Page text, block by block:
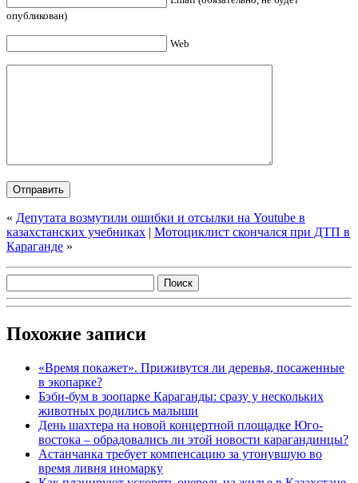
опубликован)
Web
« Депутата возмутили ошибки и отсылки на Youtube в
казахстанских учебниках | Мотоциклист скончался при ДТП в
Караганде »
Похожие записи
«Время покажет». Приживутся ли деревья, посаженные
в экопарке?
Бэби-бум в зоопарке Караганды: сразу у нескольких
животных родились малыши
День шахтера на новой концертной площадке Юго-
востока – обрадовались ли этой новости карагандинцы?
Астанчанка требует компенсацию за утонувшую во
время ливня иномарку